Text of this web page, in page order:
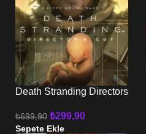
Death Stranding Directors
₺699,90 ₺299,90
Sepete Ekle